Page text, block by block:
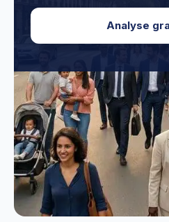
Analyse